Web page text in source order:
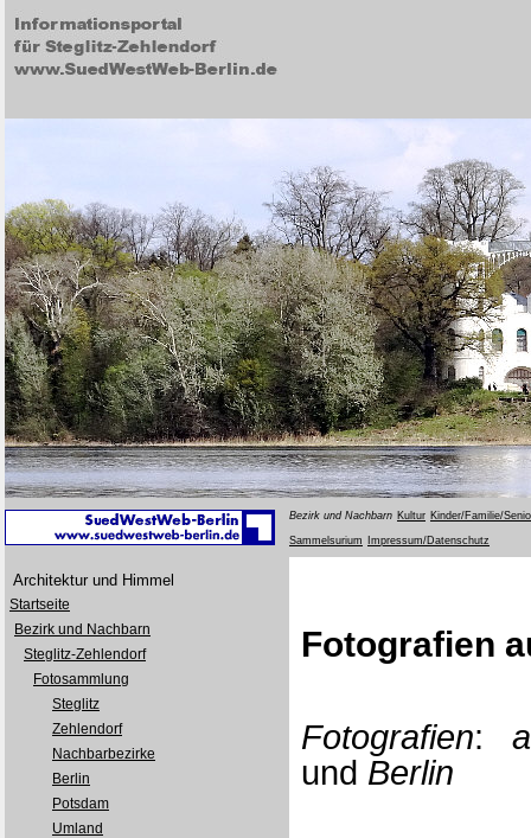
Bezirk und Nachbarn Kultur Kinder/Familie/
Sammelsurium Impressum/Datenschutz
Architektur und Himmel
Startseite
Bezirk und Nachbarn
Steglitz-Zehlendorf
Fotosammlung
Steglitz
Zehlendorf
Nachbarbezirke
Berlin
Potsdam
Umland
Fotografien
Fotografien:
und Berlin